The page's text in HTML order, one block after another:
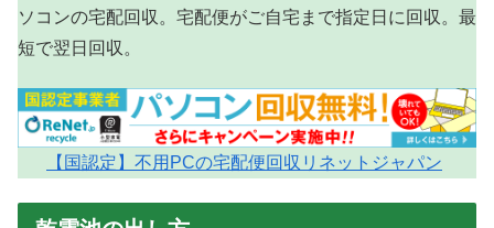
ソコンの宅配回収。宅配便がご自宅まで指定日に回収。最
短で翌日回収。
【国認定】不用PCの宅配便回収リネットジャパン